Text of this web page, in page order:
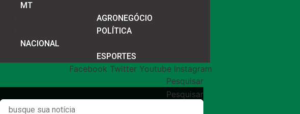
MT
AGRONEGÓCIO
POLÍTICA
NACIONAL
ESPORTES
Facebook Twitter Youtube Instagram
Pesquisar
Pesquisar